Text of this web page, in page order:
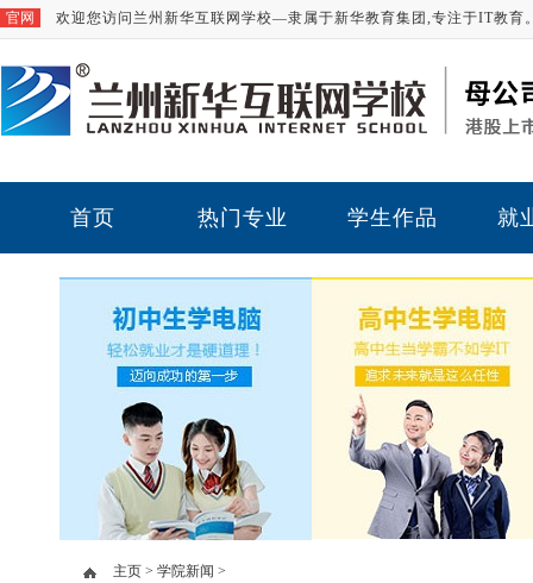
官网 欢迎您访问兰州新华互联网学校—隶属于新华教育集团,专注于IT教育
首页 热门专业 学生作品 就
主页 > 学院新闻 >